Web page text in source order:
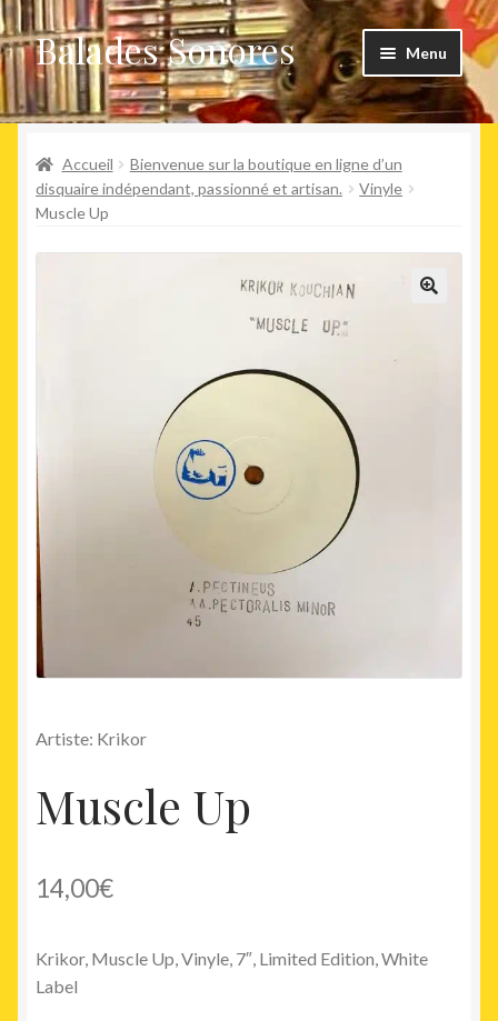
Aller
à
la
navigation
Aller
au
contenu
Balades Sonores Menu
Boutique
Nouveaux arrivages
Précommandes
Accueil
Bienvenue sur la boutique en ligne d’un
disquaire indépendant, passionné et artisan.
Vinyle
Muscle Up
Artiste: Krikor
Muscle Up
14,00€
Krikor, Muscle Up, Vinyle, 7″, Limited Edition, White
Label